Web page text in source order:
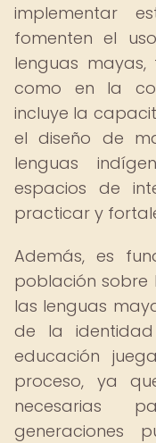
implementar
fomenten el
lenguas
como en la
incluye la
el diseño de
lenguas
espacios de
practicar y
Además, es
población
las lenguas
de la
educación
proceso, ya
necesarias
generaciones